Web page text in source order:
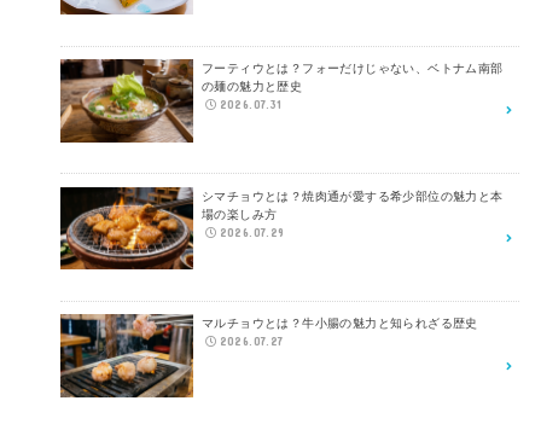
フーティウとは？フォーだけじゃない、ベトナム南部
の麺の魅力と歴史
2026.07.31
シマチョウとは？焼肉通が愛する希少部位の魅力と本
場の楽しみ方
2026.07.29
マルチョウとは？牛小腸の魅力と知られざる歴史
2026.07.27